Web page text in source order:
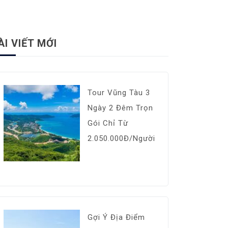
VIẾT MỚI
Tour Vũng Tàu 3
Ngày 2 Đêm Trọn
Gói Chỉ Từ
2.050.000Đ/Người
Gợi Ý Địa Điểm